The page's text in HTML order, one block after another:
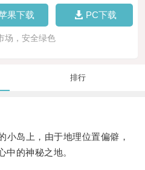
果下载 PC下载
场，安全绿色
排行
岛上，由于地理位置偏僻，
中的神秘之地。